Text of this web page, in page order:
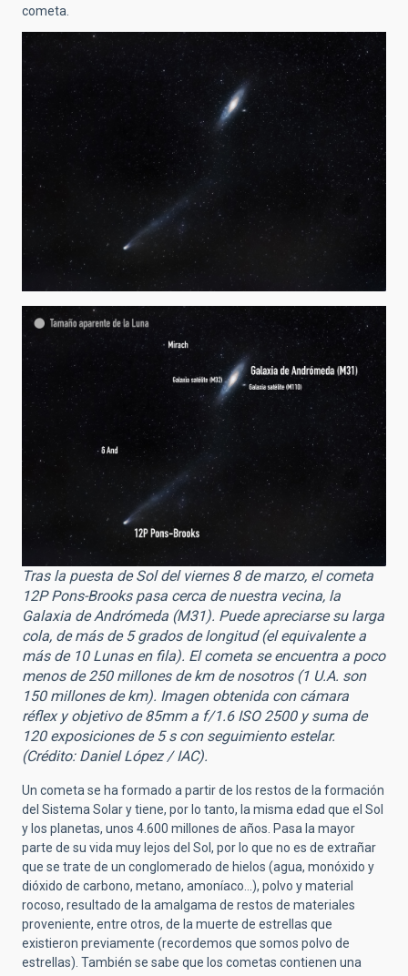
cometa.
Tras la puesta de Sol del viernes 8 de marzo, el cometa
12P Pons-Brooks pasa cerca de nuestra vecina, la
Galaxia de Andrómeda (M31). Puede apreciarse su larga
cola, de más de 5 grados de longitud (el equivalente a
más de 10 Lunas en fila). El cometa se encuentra a poco
menos de 250 millones de km de nosotros (1 U.A. son
150 millones de km). Imagen obtenida con cámara
réflex y objetivo de 85mm a f/1.6 ISO 2500 y suma de
120 exposiciones de 5 s con seguimiento estelar.
(Crédito: Daniel López / IAC).
Un cometa se ha formado a partir de los restos de la formación
del Sistema Solar y tiene, por lo tanto, la misma edad que el Sol
y los planetas, unos 4.600 millones de años. Pasa la mayor
parte de su vida muy lejos del Sol, por lo que no es de extrañar
que se trate de un conglomerado de hielos (agua, monóxido y
dióxido de carbono, metano, amoníaco…), polvo y material
rocoso, resultado de la amalgama de restos de materiales
proveniente, entre otros, de la muerte de estrellas que
existieron previamente (recordemos que somos polvo de
estrellas). También se sabe que los cometas contienen una